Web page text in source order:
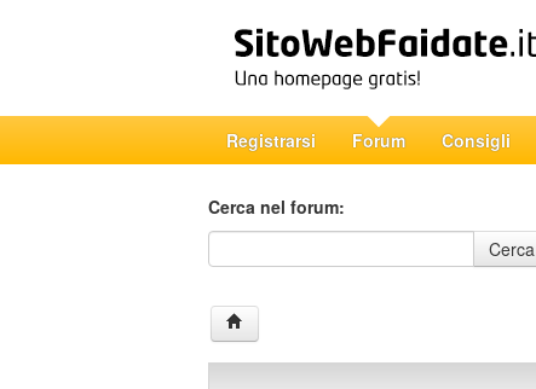
Registrarsi Forum Consigli
Cerca nel forum:
Cerca nel forum
Cerca